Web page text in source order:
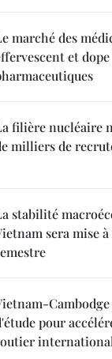
marché des
et
filière nucléaire
milliers de
stabilité
sera mise à
pour